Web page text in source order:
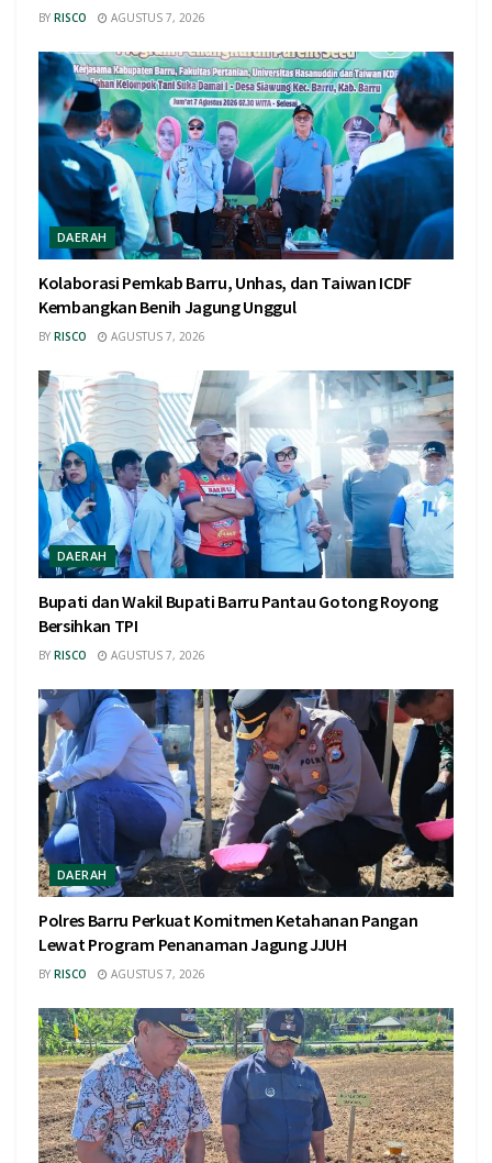
BY RISCO AGUSTUS 7, 2026
DAERAH
Kolaborasi Pemkab Barru, Unhas, dan Taiwan ICDF
Kembangkan Benih Jagung Unggul
BY RISCO AGUSTUS 7, 2026
DAERAH
Bupati dan Wakil Bupati Barru Pantau Gotong Royong
Bersihkan TPI
BY RISCO AGUSTUS 7, 2026
DAERAH
Polres Barru Perkuat Komitmen Ketahanan Pangan
Lewat Program Penanaman Jagung JJUH
BY RISCO AGUSTUS 7, 2026